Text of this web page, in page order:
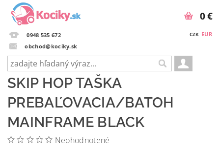
0948 535 672
obchod@kociky.sk
CZK EUR
0 €
SKIP HOP TAŠKA
PREBAĽOVACIA/BATOH
MAINFRAME BLACK
Neohodnotené